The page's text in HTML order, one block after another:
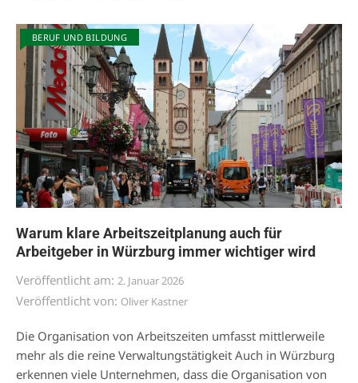
BERUF UND BILDUNG
Warum klare Arbeitszeitplanung auch für
Arbeitgeber in Würzburg immer wichtiger wird
Veröffentlicht am: 2. Januar 2026
Veröffentlicht von: Oliver Kastner
Die Organisation von Arbeitszeiten umfasst mittlerweile
mehr als die reine Verwaltungstätigkeit Auch in Würzburg
erkennen viele Unternehmen, dass die Organisation von